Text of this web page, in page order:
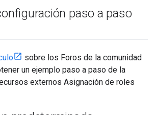
paso a paso
sobre los Foros de la comunidad
un ejemplo paso a paso de la
externos Asignación de roles